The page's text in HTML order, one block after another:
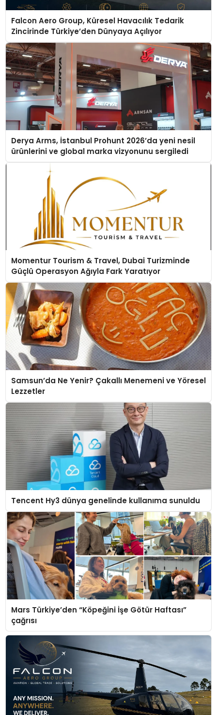
Falcon Aero Group, Küresel Havacılık Tedarik
Zincirinde Türkiye’den Dünyaya Açılıyor
Derya Arms, İstanbul Prohunt 2026’da yeni nesil
ürünlerini ve global marka vizyonunu sergiledi
Momentur Tourism & Travel, Dubai Turizminde
Güçlü Operasyon Ağıyla Fark Yaratıyor
Samsun’da Ne Yenir? Çakallı Menemeni ve Yöresel
Lezzetler
Tencent Hy3 dünya genelinde kullanıma sunuldu
Mars Türkiye’den “Köpeğini İşe Götür Haftası”
çağrısı